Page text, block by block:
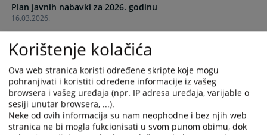
forward
to
interact
with
the
calendar
and
select
a
date.
forward
interact
with
the
calendar
and
select
a
date.
16.03.2026.
Plan javnih nabavki za 2026. godinu
30.04.2025.
Izmjena i dopuna plana javnih nabavki za 2025. godine
24.02.2025.
Plan javnih nabavki za 2025. godinu
Plan javnih nabavki za 2024. godinu
Korištenje kolačića
Ova web stranica koristi određene skripte koje mogu
pohranjivati i koristiti određene informacije iz vašeg
browsera i vašeg uređaja (npr. IP adresa uređaja, varijable o
sesiji unutar browsera, ...).
Neke od ovih informacija su nam neophodne i bez njih web
stranica ne bi mogla fukcionisati u svom punom obimu, dok